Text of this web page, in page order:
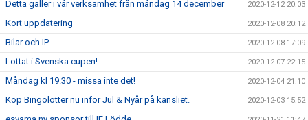
Detta gäller i vår verksamhet från måndag 14 december 2020-12-12 20:03
Kort uppdatering 2020-12-08 20:12
Bilar och IP 2020-12-08 17:09
Lottat i Svenska cupen! 2020-12-07 22:15
Måndag kl 19.30 - missa inte det! 2020-12-04 21:10
Köp Bingolotter nu inför Jul & Nyår på kansliet. 2020-12-03 15:52